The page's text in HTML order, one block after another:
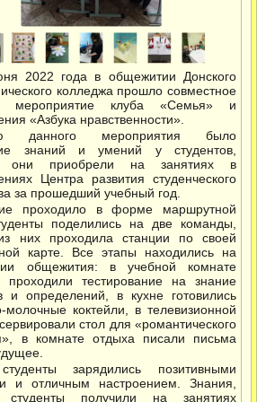
2022 года в общежитии Донского
колледжа прошло совместное
мероприятие клуба «Семья» и
«Азбука нравственности».
данного мероприятия было
знаний и умений у студентов,
они приобрели на занятиях в
Центра развития студенческого
за прошедший учебный год.
проходило в форме маршрутной
поделились на две команды,
них проходила станции по своей
карте. Все этапы находились на
общежития: в учебной комнате
проходили тестирование на знание
и определений, в кухне готовились
молочные коктейли, в телевизионной
стол для «романтического
в комнате отдыха писали письма
зарядились позитивными
и отличным настроением. Знания,
студенты получили на занятиях